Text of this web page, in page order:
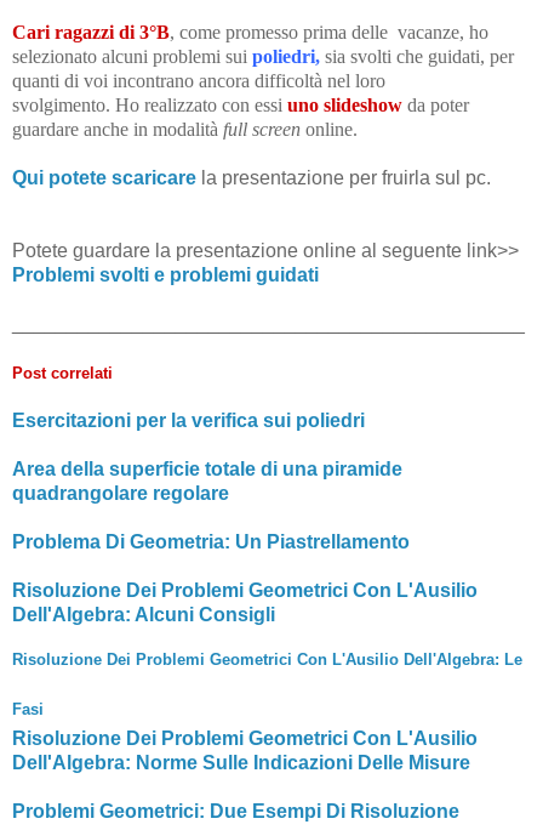
Cari ragazzi di 3°B, come promesso prima delle vacanze, ho
selezionato alcuni problemi sui poliedri, sia svolti che guidati, per
quanti di voi incontrano ancora difficoltà nel loro
svolgimento. Ho realizzato con essi uno slideshow da poter
guardare anche in modalità full screen online.
Qui potete scaricare la presentazione per fruirla sul pc.
Potete guardare la presentazione online al seguente link>>
Problemi svolti e problemi guidati
Post correlati
Esercitazioni per la verifica sui poliedri
Area della superficie totale di una piramide
quadrangolare regolare
Problema Di Geometria: Un Piastrellamento
Risoluzione Dei Problemi Geometrici Con L'Ausilio
Dell'Algebra: Alcuni Consigli
Risoluzione Dei Problemi Geometrici Con L'Ausilio Dell'Algebra: Le
Fasi
Risoluzione Dei Problemi Geometrici Con L'Ausilio
Dell'Algebra: Norme Sulle Indicazioni Delle Misure
Problemi Geometrici: Due Esempi Di Risoluzione